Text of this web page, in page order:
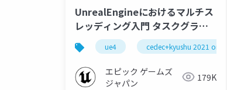
UnrealEngineにおけるマルチス
レッディング入門 タスクグラフ
編【CEDEC+KYUSHU 2021
ONLINE】
ue4 cedec+kyushu 2021 online
エピック ゲームズ
ジャパン
179K